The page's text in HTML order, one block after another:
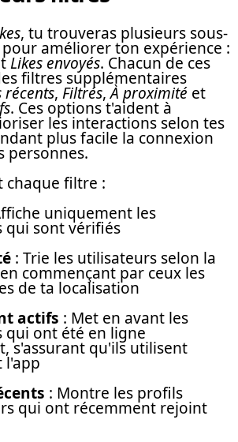
, tu trouveras plusieurs sous-
améliorer ton expérience :
Likes envoyés. Chacun de ces
filtres supplémentaires
récents, Filtrés,À proximité et
. Ces options t'aident à
les interactions selon tes
plus facile la connexion
personnes.
chaque filtre :
uniquement les
qui sont vérifiés
: Trie les utilisateurs selon la
commençant par ceux les
de ta localisation
actifs : Met en avant les
qui ont été en ligne
s'assurant qu'ils utilisent
l'app
: Montre les profils
qui ont récemment rejoint